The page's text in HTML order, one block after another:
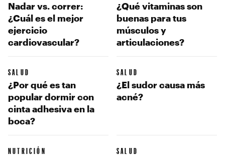
Nadar vs. correr:
¿Cuál es el mejor
ejercicio
cardiovascular?
¿Qué vitaminas son
buenas para tus
músculos y
articulaciones?
SALUD
¿Por qué es tan
popular dormir con
cinta adhesiva en la
boca?
SALUD
¿El sudor causa más
acné?
NUTRICIÓN SALUD